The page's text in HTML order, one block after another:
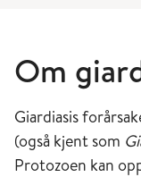
Om
Giardiasis
(også kjent som
Protozoen kan